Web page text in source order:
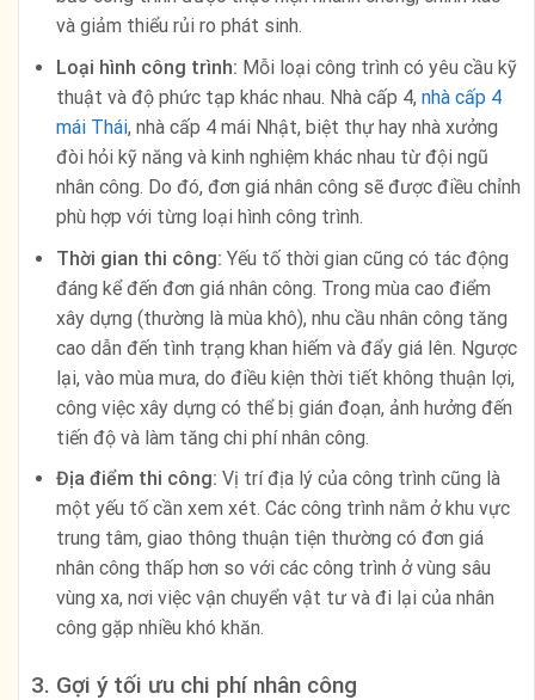
và giảm thiểu rủi ro phát sinh.
Loại hình công trình: Mỗi loại công trình có yêu cầu kỹ
thuật và độ phức tạp khác nhau. Nhà cấp 4, nhà cấp 4
mái Thái, nhà cấp 4 mái Nhật, biệt thự hay nhà xưởng
đòi hỏi kỹ năng và kinh nghiệm khác nhau từ đội ngũ
nhân công. Do đó, đơn giá nhân công sẽ được điều chỉnh
phù hợp với từng loại hình công trình.
Thời gian thi công: Yếu tố thời gian cũng có tác động
đáng kể đến đơn giá nhân công. Trong mùa cao điểm
xây dựng (thường là mùa khô), nhu cầu nhân công tăng
cao dẫn đến tình trạng khan hiếm và đẩy giá lên. Ngược
lại, vào mùa mưa, do điều kiện thời tiết không thuận lợi,
công việc xây dựng có thể bị gián đoạn, ảnh hưởng đến
tiến độ và làm tăng chi phí nhân công.
Địa điểm thi công: Vị trí địa lý của công trình cũng là
một yếu tố cần xem xét. Các công trình nằm ở khu vực
trung tâm, giao thông thuận tiện thường có đơn giá
nhân công thấp hơn so với các công trình ở vùng sâu
vùng xa, nơi việc vận chuyển vật tư và đi lại của nhân
công gặp nhiều khó khăn.
3. Gợi ý tối ưu chi phí nhân công